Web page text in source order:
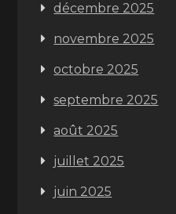
décembre 2025
novembre 2025
octobre 2025
septembre 2025
août 2025
juillet 2025
juin 2025